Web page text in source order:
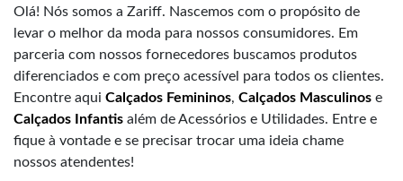
Olá! Nós somos a Zariff. Nascemos com o propósito de
levar o melhor da moda para nossos consumidores. Em
parceria com nossos fornecedores buscamos produtos
diferenciados e com preço acessível para todos os clientes.
Encontre aqui Calçados Femininos, Calçados Masculinos e
Calçados Infantis além de Acessórios e Utilidades. Entre e
fique à vontade e se precisar trocar uma ideia chame
nossos atendentes!